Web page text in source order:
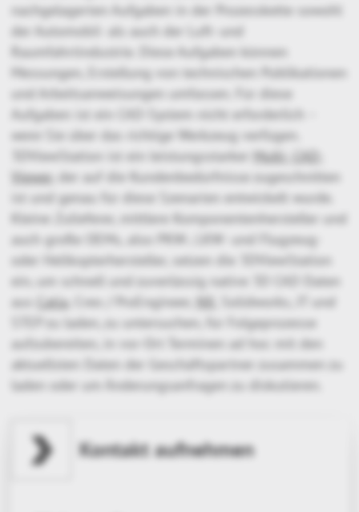
nachgelagerten Aufgaben in der Prozesskette sowohl
der Automobil- als auch der Luft- und
Raumfahrtindustrie. Diese Aufgaben können
Messungen, Erstellung von technischen Publikationen
und Arbeitsanweisungen umfassen. Für diese
Aufgaben ist ein CAD-System nicht erforderlich –
wenn
Sie über das richtige Werkzeug verfügen.
3DViewStation ist ein leistungsstarker Multi- CAD-
Viewer, der auf die Kundenbedürfnisse zugeschnitten
ist und genau für diese Szenarien entwickelt wurde.
Kleine Zulieferer, mittlere Komponentenhersteller und
auch große OEMs, also PKW-, LKW- und Flugzeug-
oder Helikopterhersteller, setzen die 3DViewStation
ein, um schnell und zuverlässig native 3D CAD Daten
aus
Catia, Creo / ProEngineer, NX , Solidworks, JT und
STEP zu laden, zu untersuchen, für Folgeprozesse
aufzubereiten, in vor-Ort Terminen ad hoc mit den
aktuellsten Daten der Geschäftspartner zusammen zu
laden oder um Änderungsanfragen zu diskutieren.
Kontakt aufnehmen